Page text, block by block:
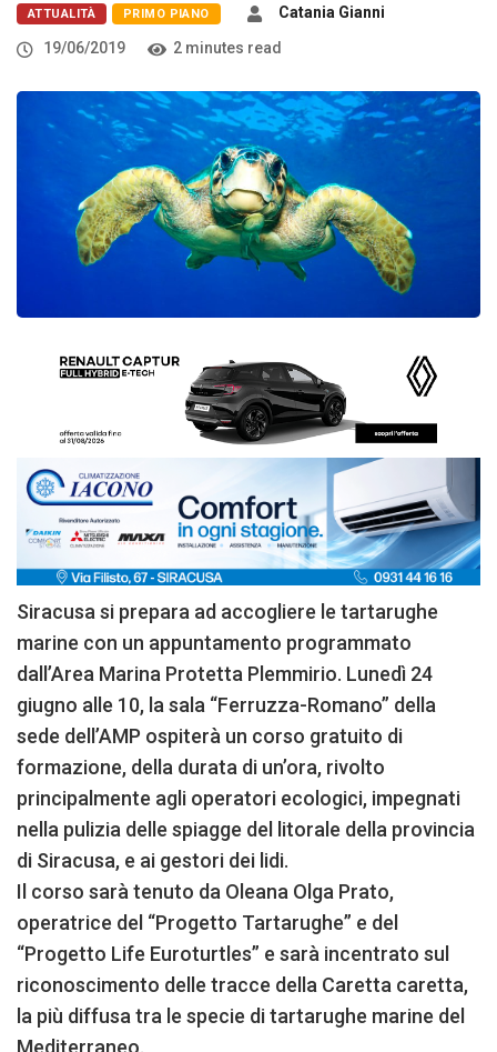
ATTUALITÀ PRIMO PIANO
Catania Gianni
19/06/2019
2 minutes read
Siracusa si prepara ad accogliere le tartarughe
marine con un appuntamento programmato
dall’Area Marina Protetta Plemmirio. Lunedì 24
giugno alle 10, la sala “Ferruzza-Romano” della
sede dell’AMP ospiterà un corso gratuito di
formazione, della durata di un’ora, rivolto
principalmente agli operatori ecologici, impegnati
nella pulizia delle spiagge del litorale della provincia
di Siracusa, e ai gestori dei lidi.
Il corso sarà tenuto da Oleana Olga Prato,
operatrice del “Progetto Tartarughe” e del
“Progetto Life Euroturtles” e sarà incentrato sul
riconoscimento delle tracce della Caretta caretta,
la più diffusa tra le specie di tartarughe marine del
Mediterraneo.